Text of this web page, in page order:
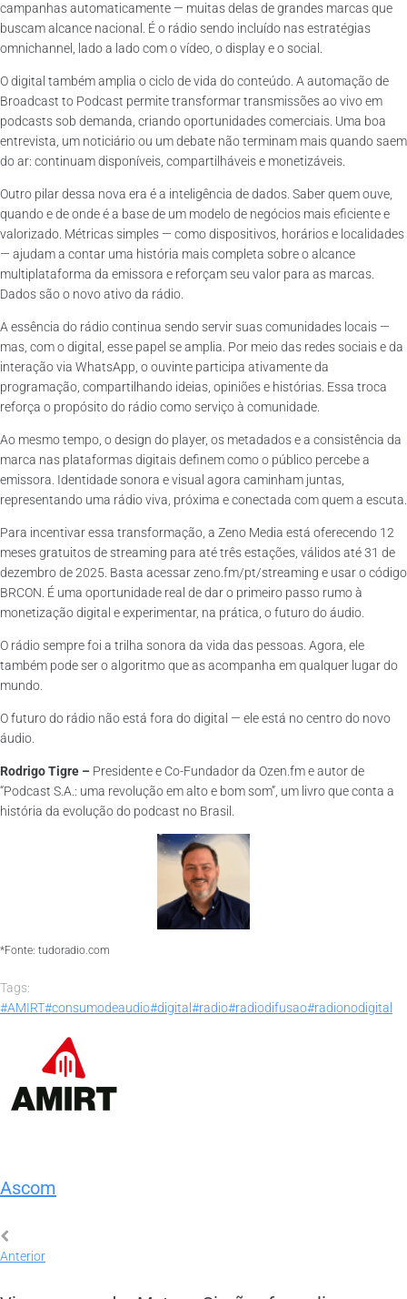
campanhas automaticamente — muitas delas de grandes marcas que
buscam alcance nacional. É o rádio sendo incluído nas estratégias
omnichannel, lado a lado com o vídeo, o display e o social.
O digital também amplia o ciclo de vida do conteúdo. A automação de
Broadcast to Podcast permite transformar transmissões ao vivo em
podcasts sob demanda, criando oportunidades comerciais. Uma boa
entrevista, um noticiário ou um debate não terminam mais quando saem
do ar: continuam disponíveis, compartilháveis e monetizáveis.
Outro pilar dessa nova era é a inteligência de dados. Saber quem ouve,
quando e de onde é a base de um modelo de negócios mais eficiente e
valorizado. Métricas simples — como dispositivos, horários e localidades
— ajudam a contar uma história mais completa sobre o alcance
multiplataforma da emissora e reforçam seu valor para as marcas.
Dados são o novo ativo da rádio.
A essência do rádio continua sendo servir suas comunidades locais —
mas, com o digital, esse papel se amplia. Por meio das redes sociais e da
interação via WhatsApp, o ouvinte participa ativamente da
programação, compartilhando ideias, opiniões e histórias. Essa troca
reforça o propósito do rádio como serviço à comunidade.
Ao mesmo tempo, o design do player, os metadados e a consistência da
marca nas plataformas digitais definem como o público percebe a
emissora. Identidade sonora e visual agora caminham juntas,
representando uma rádio viva, próxima e conectada com quem a escuta.
Para incentivar essa transformação, a Zeno Media está oferecendo 12
meses gratuitos de streaming para até três estações, válidos até 31 de
dezembro de 2025. Basta acessar zeno.fm/pt/streaming e usar o código
BRCON. É uma oportunidade real de dar o primeiro passo rumo à
monetização digital e experimentar, na prática, o futuro do áudio.
O rádio sempre foi a trilha sonora da vida das pessoas. Agora, ele
também pode ser o algoritmo que as acompanha em qualquer lugar do
mundo.
O futuro do rádio não está fora do digital — ele está no centro do novo
áudio.
Rodrigo Tigre – Presidente e Co-Fundador da Ozen.fm e autor de
“Podcast S.A.: uma revolução em alto e bom som”, um livro que conta a
história da evolução do podcast no Brasil.
*Fonte: tudoradio.com
Tags:
#AMIRT#consumodeaudio#digital #radio#radiodifusao#radionodigital
Ascom
Anterior